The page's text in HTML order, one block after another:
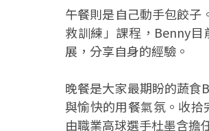
午餐則是自己動手包餃子
救訓練」課程，Benny
展，分享自身的經驗。
晚餐是大家最期盼的蔬食
與愉快的用餐氣氛。收拾
由職業高球選手杜墨含擔